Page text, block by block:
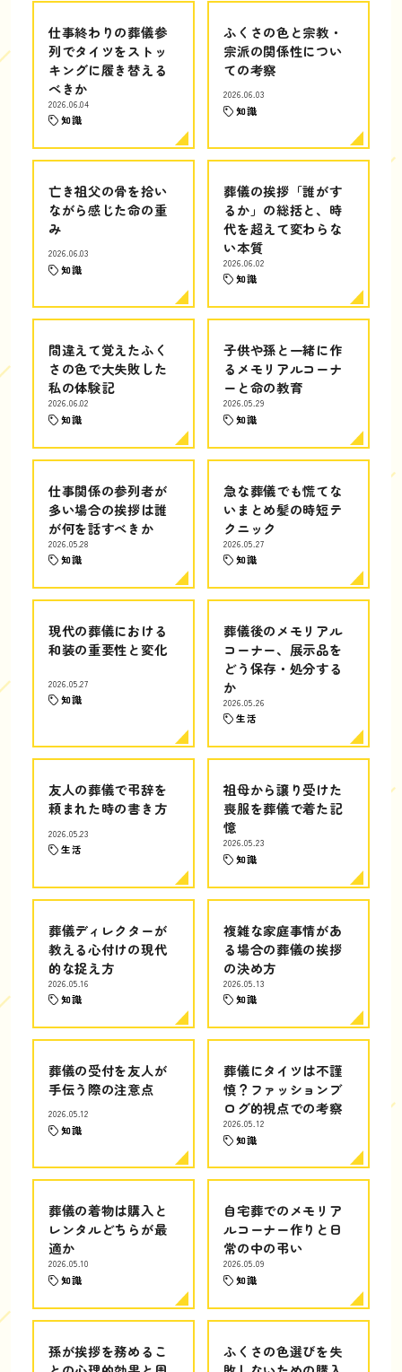
仕事終わりの葬儀参
列でタイツをストッ
キングに履き替える
べきか
2026.06.04
知識
ふくさの色と宗教・
宗派の関係性につい
ての考察
2026.06.03
知識
亡き祖父の骨を拾い
ながら感じた命の重
み
2026.06.03
知識
葬儀の挨拶「誰がす
るか」の総括と、時
代を超えて変わらな
い本質
2026.06.02
知識
間違えて覚えたふく
さの色で大失敗した
私の体験記
2026.06.02
知識
子供や孫と一緒に作
るメモリアルコーナ
ーと命の教育
2026.05.29
知識
仕事関係の参列者が
多い場合の挨拶は誰
が何を話すべきか
2026.05.28
知識
急な葬儀でも慌てな
いまとめ髪の時短テ
クニック
2026.05.27
知識
現代の葬儀における
和装の重要性と変化
2026.05.27
知識
葬儀後のメモリアル
コーナー、展示品を
どう保存・処分する
か
2026.05.26
生活
友人の葬儀で弔辞を
頼まれた時の書き方
2026.05.23
生活
祖母から譲り受けた
喪服を葬儀で着た記
憶
2026.05.23
知識
葬儀ディレクターが
教える心付けの現代
的な捉え方
2026.05.16
知識
複雑な家庭事情があ
る場合の葬儀の挨拶
の決め方
2026.05.13
知識
葬儀の受付を友人が
手伝う際の注意点
2026.05.12
知識
葬儀にタイツは不謹
慎？ファッションブ
ログ的視点での考察
2026.05.12
知識
葬儀の着物は購入と
レンタルどちらが最
適か
2026.05.10
知識
自宅葬でのメモリア
ルコーナー作りと日
常の中の弔い
2026.05.09
知識
孫が挨拶を務めるこ
ふくさの色選びを失